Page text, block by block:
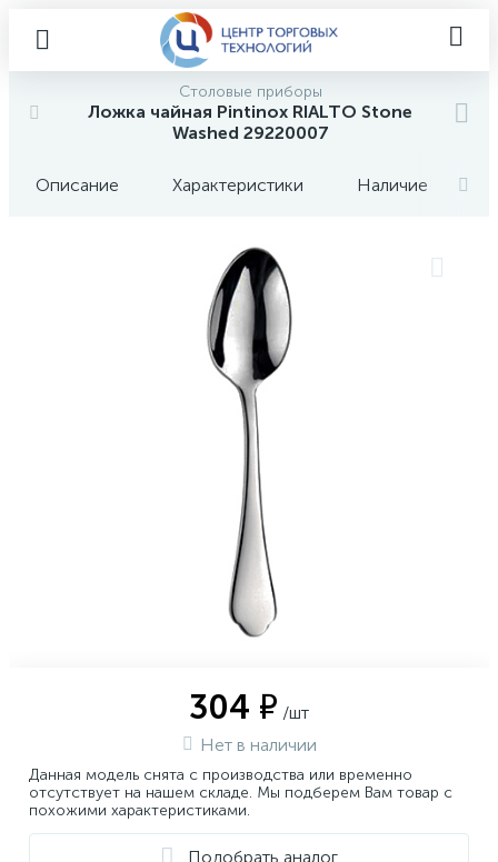
Столовые приборы
Ложка чайная Pintinox RIALTO Stone
Washed 29220007
Описание Характеристики Наличие
304 ₽ /шт
Нет в наличии
Данная модель снята с производства или временно
отсутствует на нашем складе. Мы подберем Вам товар с
похожими характеристиками.
Подобрать аналог